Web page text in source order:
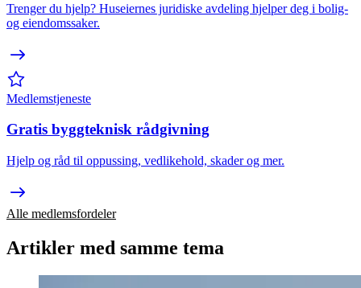
Trenger du hjelp? Huseiernes juridiske avdeling hjelper deg i bolig-
og eiendomssaker.
Medlemstjeneste
Gratis byggteknisk rådgivning
Hjelp og råd til oppussing, vedlikehold, skader og mer.
Alle medlemsfordeler
Artikler med samme tema